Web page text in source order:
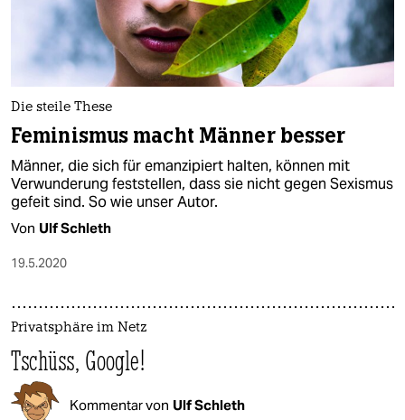
Die steile These
Feminismus macht Männer besser
Männer, die sich für emanzipiert halten, können mit
Verwunderung feststellen, dass sie nicht gegen Sexismus
gefeit sind. So wie unser Autor.
Von Ulf Schleth
19.5.2020
Privatsphäre im Netz
Tschüss, Google!
Kommentar von Ulf Schleth